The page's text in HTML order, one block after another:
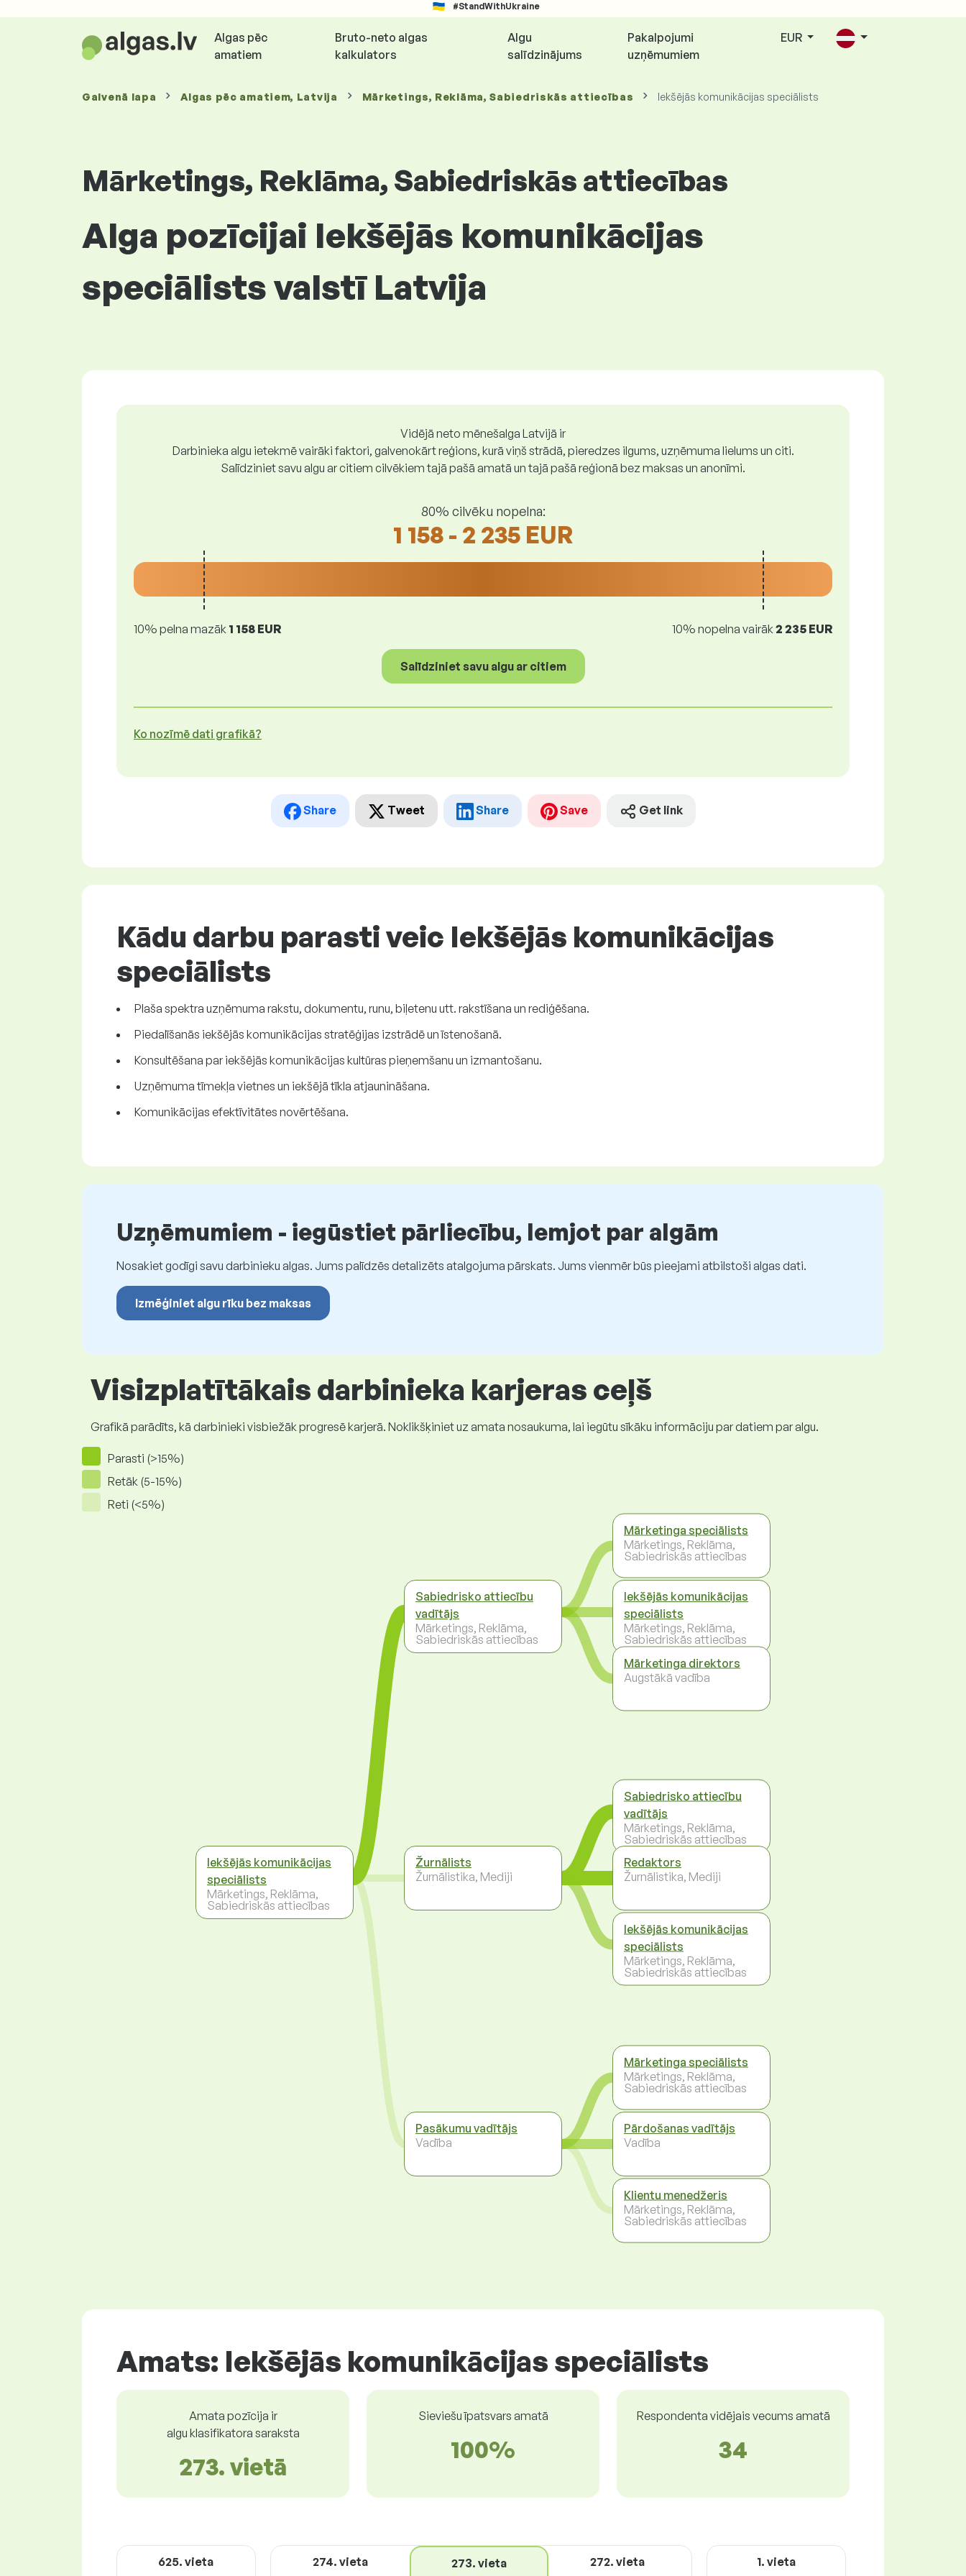
#StandWithUkraine
Algas pēc
amatiem
Bruto-neto algas
kalkulators
Algu
salīdzinājums
Pakalpojumi
uzņēmumiem
EUR
Galvenā lapa Algas pēc amatiem, Latvija Mārketings, Reklāma, Sabiedriskās attiecības Iekšējās komunikācijas speciālists
Mārketings, Reklāma, Sabiedriskās attiecības
Alga pozīcijai Iekšējās komunikācijas
speciālists valstī Latvija
Vidējā neto mēnešalga Latvijā ir
Darbinieka algu ietekmē vairāki faktori, galvenokārt reģions, kurā viņš strādā, pieredzes ilgums, uzņēmuma lielums un citi.
Salīdziniet savu algu ar citiem cilvēkiem tajā pašā amatā un tajā pašā reģionā bez maksas un anonīmi.
80% cilvēku nopelna:
1 158 - 2 235 EUR
10% pelna mazāk 1 158 EUR 10% nopelna vairāk2 235 EUR
Salīdziniet savu algu ar citiem
Ko nozīmē dati grafikā?
Share Tweet Share Save Get link
Kādu darbu parasti veic Iekšējās komunikācijas
speciālists
Plaša spektra uzņēmuma rakstu, dokumentu, runu, biļetenu utt. rakstīšana un rediģēšana.
Piedalīšanās iekšējās komunikācijas stratēģijas izstrādē un īstenošanā.
Konsultēšana par iekšējās komunikācijas kultūras pieņemšanu un izmantošanu.
Uzņēmuma tīmekļa vietnes un iekšējā tīkla atjaunināšana.
Komunikācijas efektīvitātes novērtēšana.
Uzņēmumiem - iegūstiet pārliecību, lemjot par algām
Nosakiet godīgi savu darbinieku algas. Jums palīdzēs detalizēts atalgojuma pārskats. Jums vienmēr būs pieejami atbilstoši algas dati.
Izmēģiniet algu rīku bez maksas
Visizplatītākais darbinieka karjeras ceļš
Grafikā parādīts, kā darbinieki visbiežāk progresē karjerā. Noklikšķiniet uz amata nosaukuma, lai iegūtu sīkāku informāciju par datiem par algu.
Parasti (>15%)
Retāk (5-15%)
Reti (<5%)
Iekšējās komunikācijas
speciālists
Mārketings, Reklāma,
Sabiedriskās attiecības
Sabiedrisko attiecību
vadītājs
Mārketings, Reklāma,
Sabiedriskās attiecības
Žurnālists
Žurnālistika, Mediji
Pasākumu vadītājs
Vadība
Mārketinga speciālists
Mārketings, Reklāma,
Sabiedriskās attiecības
Iekšējās komunikācijas
speciālists
Mārketings, Reklāma,
Sabiedriskās attiecības
Mārketinga direktors
Augstākā vadība
Sabiedrisko attiecību
vadītājs
Mārketings, Reklāma,
Sabiedriskās attiecības
Redaktors
Žurnālistika, Mediji
Iekšējās komunikācijas
speciālists
Mārketings, Reklāma,
Sabiedriskās attiecības
Mārketinga speciālists
Mārketings, Reklāma,
Sabiedriskās attiecības
Pārdošanas vadītājs
Vadība
Klientu menedžeris
Mārketings, Reklāma,
Sabiedriskās attiecības
Amats: Iekšējās komunikācijas speciālists
Amata pozīcija ir
algu klasifikatora saraksta
273. vietā
Sieviešu īpatsvars amatā
100%
Respondenta vidējais vecums amatā
34
625. vieta 274. vieta 273. vieta 272. vieta 1. vieta